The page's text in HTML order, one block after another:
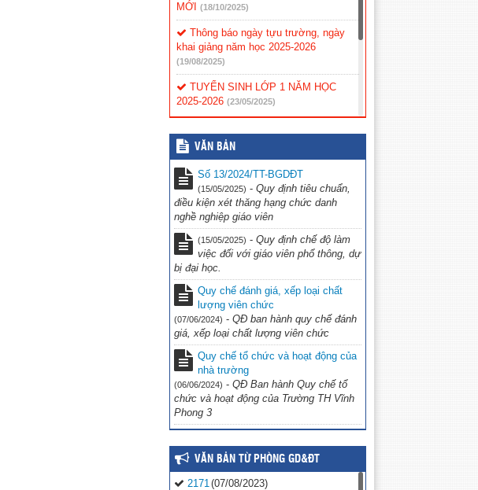
MỚI
(18/10/2025)
Thông báo ngày tựu trường, ngày
khai giảng năm học 2025-2026
(19/08/2025)
TUYỂN SINH LỚP 1 NĂM HỌC
2025-2026 (23/05/2025)
(12/02/2025)
Phân công tiếp công dân
Nội quy tiếp công dân (12/02/2025)
Quy chế tiếp công dân
VĂN BẢN
Số 13/2024/TT-BGDĐT
(15/05/2025) - Quy định tiêu chuẩn,
điều kiện xét thăng hạng chức danh
nghề nghiệp giáo viên
(15/05/2025) - Quy định chế độ làm
việc đối với giáo viên phổ thông, dự
bị đại học.
Quy chế đánh giá, xếp loại chất
lượng viên chức
(07/06/2024) - QĐ ban hành quy chế đánh
giá, xếp loại chất lượng viên chức
Quy chế tổ chức và hoạt động của
nhà trường
(06/06/2024) - QĐ Ban hành Quy chế tổ
chức và hoạt động của Trường TH Vĩnh
Phong 3
VĂN BẢN TỪ PHÒNG GD&ĐT
2171(07/08/2023)